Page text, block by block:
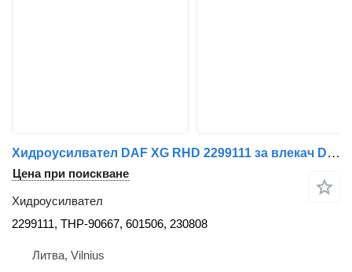
Хидроусилвател DAF XG RHD 2299111 за влекач DAF
Цена при поискване
Хидроусилвател
2299111, THP-90667, 601506, 230808
Литва, Vilnius